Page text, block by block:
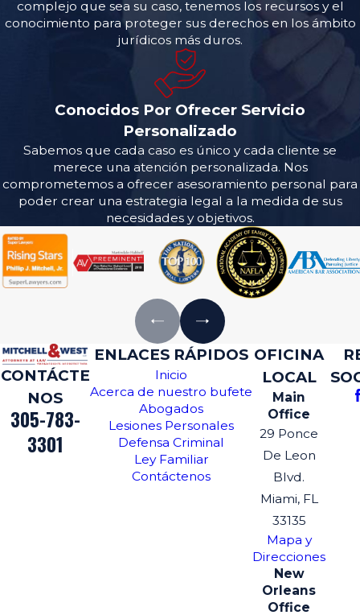
complejo que sea su caso, tenemos los recursos y el
conocimiento para proteger sus derechos en los ámbito
jurídicos más duros.
Conocidos Por Ofrecer Servicio
Personalizado
Sabemos que cada caso es único y cada cliente se
merece una atención personalizada. Nos
comprometemos a ofrecer asesoramiento personal para
poder crear una estrategia legal a la medida de sus
necesidades y objetivos.
CONTÁCTE
NOS
305-783-
3301
ENLACES RÁPIDOS
Inicio
Acerca de nuestro bufete
Abogados
Lesiones Personales
Defensa Criminal
Ley Familiar
Contáctenos
OFICINA
LOCAL
Main
Office
29 Ponce
De Leon
Blvd.
Miami, FL
33135
Mapa y
Direcciones
New
Orleans
Office